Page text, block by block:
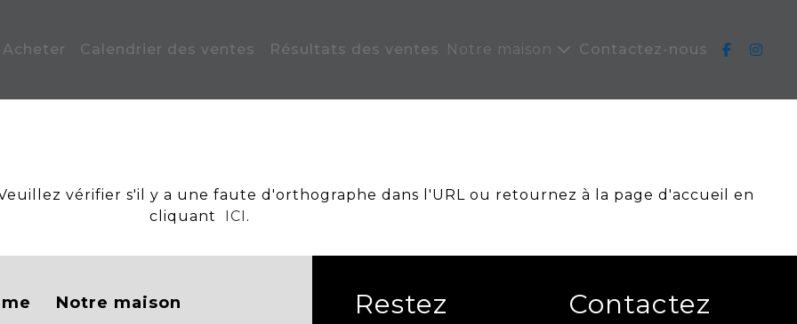
Acheter Calendrier des ventes Résultats des ventes Notre maison Contactez-nous
vérifier s'il y a une faute d'orthographe dans l'URL ou retournez à la page d'accueil en
cliquant
ICI .
Notre maison
Restez
Contactez